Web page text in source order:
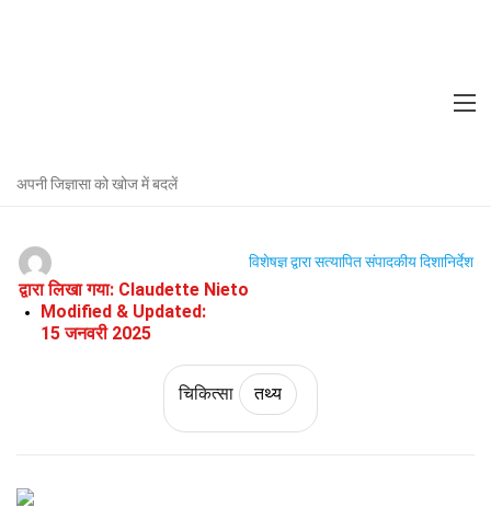
अपनी जिज्ञासा को खोज में बदलें
मस्तिष्क शोथ के बारे में 28 तथ्य
द्वारा लिखा गया: Claudette Nieto
Modified & Updated:
15 जनवरी 2025
विशेषज्ञ द्वारा सत्यापित संपादकीय दिशानिर्देश
चिकित्सा तथ्य